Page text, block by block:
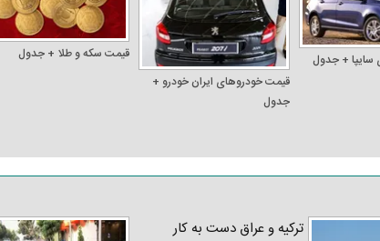
+ جدول
قیمت خودرو‌های ایران خودرو +
جدول
قیمت سکه و طلا + جدول
ترکیه و عراق دست به کار